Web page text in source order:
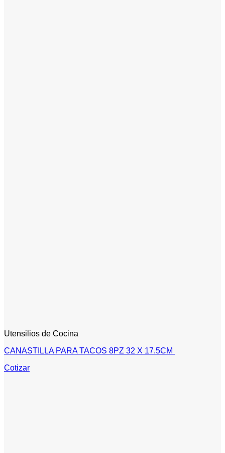
Utensilios de Cocina
CANASTILLA PARA TACOS 8PZ 32 X 17.5CM
Cotizar